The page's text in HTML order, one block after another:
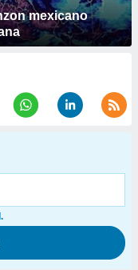
mexicano